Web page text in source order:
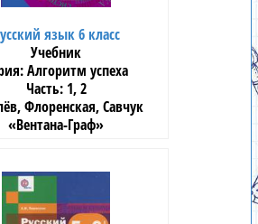
язык 6 класс
Учебник
Алгоритм успеха
1, 2
Флоренская, Савчук
«Вентана-Граф»